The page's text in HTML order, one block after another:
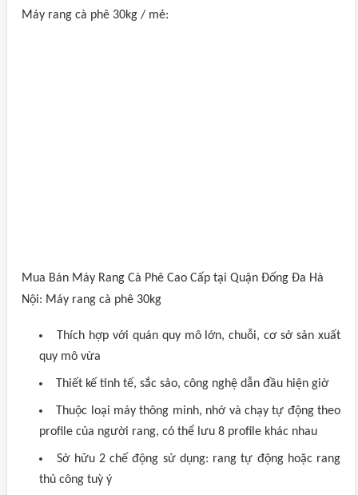
Máy rang cà phê 30kg / mẻ:
Mua Bán Máy Rang Cà Phê Cao Cấp tại Quận Đống Đa Hà
Nội: Máy rang cà phê 30kg
Thích hợp với quán quy mô lớn, chuỗi, cơ sở sản xuất
quy mô vừa
Thiết kế tinh tế, sắc sảo, công nghệ dẫn đầu hiện giờ
Thuộc loại máy thông minh, nhớ và chạy tự động theo
profile của người rang, có thể lưu 8 profile khác nhau
Sở hữu 2 chế động sử dụng: rang tự động hoặc rang
thủ công tuỳ ý